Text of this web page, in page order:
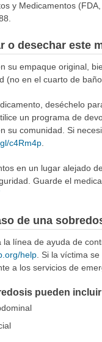
y Medicamentos
o desechar este
su empaque original,
(no en el cuarto de
deséchelo
un programa de
su comunidad. Si
c4Rm4p.
en un lugar alejado
Guarde el
de una
la línea de ayuda de
help. Si la víctima
a los servicios de
pueden